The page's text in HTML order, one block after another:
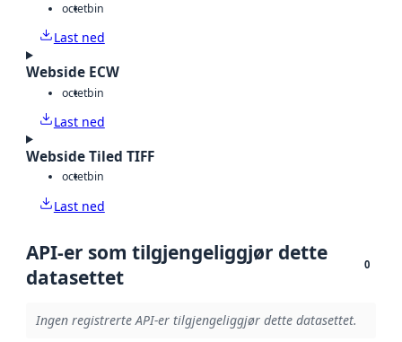
octetbin
Last ned
Webside ECW
octetbin
Last ned
Webside Tiled TIFF
octetbin
Last ned
API-er som tilgjengeliggjør dette
datasettet
0
Ingen registrerte API-er tilgjengeliggjør dette datasettet.